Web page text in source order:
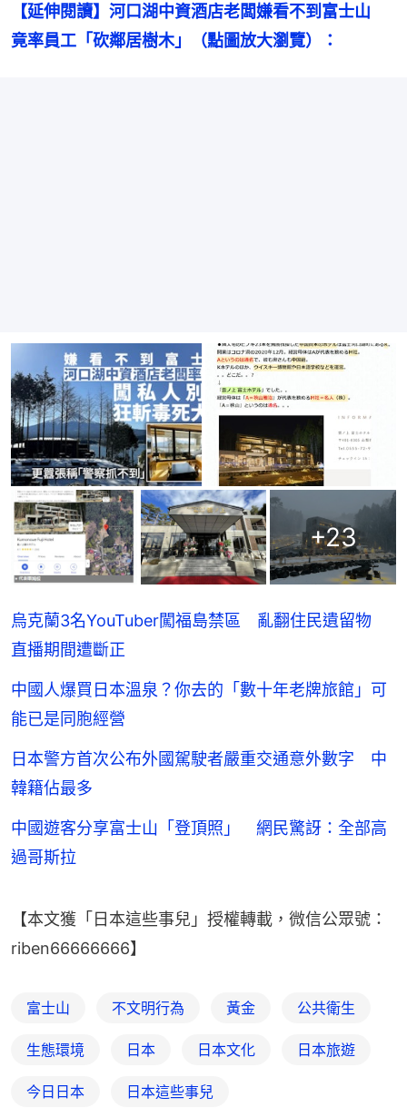
【延伸閱讀】河口湖中資酒店老闆嫌看不到富士山
竟率員工「砍鄰居樹木」（點圖放大瀏覽）：
+23
烏克蘭3名YouTuber闖福島禁區 亂翻住民遺留物
直播期間遭斷正
中國人爆買日本溫泉？你去的「數十年老牌旅館」可
能已是同胞經營
日本警方首次公布外國駕駛者嚴重交通意外數字 中
韓籍佔最多
中國遊客分享富士山「登頂照」 網民驚訝：全部高
過哥斯拉
【本文獲「日本這些事兒」授權轉載，微信公眾號：
riben66666666】
富士山 不文明行為 黃金 公共衛生
生態環境 日本 日本文化 日本旅遊
今日日本 日本這些事兒